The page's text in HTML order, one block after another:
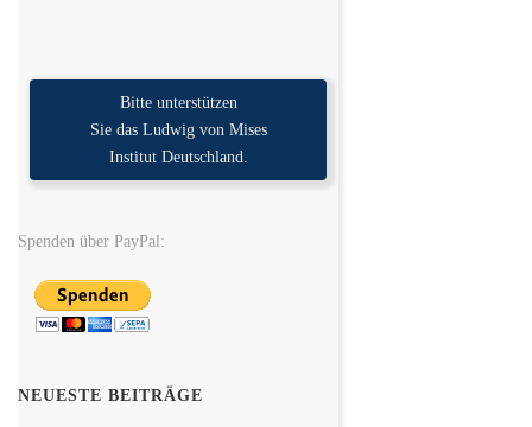
Bitte unterstützen
Sie das Ludwig von Mises
Institut Deutschland.
Spenden über PayPal:
NEUESTE BEITRÄGE